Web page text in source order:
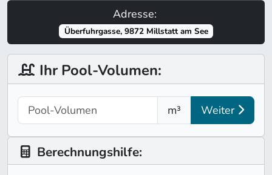
Adresse:
Überfuhrgasse, 9872 Millstatt am See
Ihr Pool-Volumen:
m³ Weiter
Berechnungshilfe: